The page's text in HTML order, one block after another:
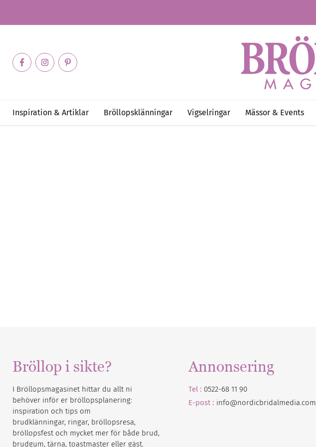
Inspiration & Artiklar Bröllopsklänningar Vigselringar Mässor & Events
Bröllop i sikte?
I Bröllopsmagasinet hittar du allt ni
behöver inför er bröllopsplanering:
inspiration och tips om
brudklänningar, ringar, bröllopsresa,
bröllopsfest och mycket mer för både brud,
brudgum, tärna, toastmaster eller gäst.
Annonsering
Tel : 0522-68 11 90
E-post : info@nordicbridalmedia.com